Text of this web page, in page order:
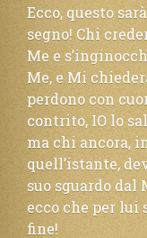
Navigazione
articoli
Ecco, questo
segno! Chi
Me e
Me, e Mi
perdono con
contrito, IO lo
ma chi ancora, in
quell’istante,
suo sguardo dal
ecco che per lui
fine!